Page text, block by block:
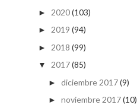
► 2020(103)
► 2019 (94)
► 2018 (99)
▼ 2017(85)
► diciembre 2017(9)
► noviembre 2017(10)